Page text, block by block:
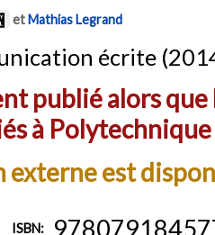
etMathias Legrand
écrite
publié alors
à
externe est
ISBN: